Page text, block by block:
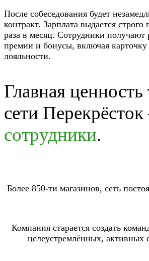
После собеседования будет
контракт. Зарплата выдается
раза в месяц. Сотрудники получают
премии и бонусы, включая
лояльности.
Главная ценность
сети
сотрудники.
Более 850-ти магазинов, сеть
Компания старается создать
целеустремлённых, активных